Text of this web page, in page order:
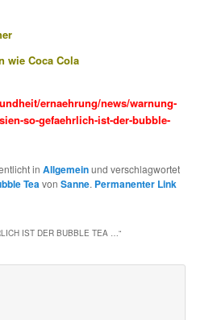
wie Coca Cola
ernaehrung/news/warnung-
so-gefaehrlich-ist-der-bubble-
inAllgemeinund verschlagwortet
TeavonSanne. Permanenter Link
IST DER BUBBLE TEA …“